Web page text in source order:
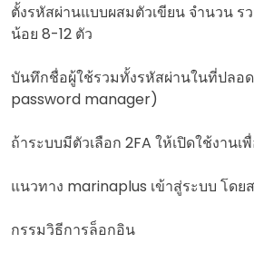
ตั้งรหัสผ่านแบบผสมตัวเขียน จำนวน
น้อย 8-12 ตัว
บันทึกชื่อผู้ใช้รวมทั้งรหัสผ่านในที่ปลอ
password manager)
ถ้าระบบมีตัวเลือก 2FA ให้เปิดใช้งาน
แนวทาง marinaplus เข้าสู่ระบบ โดย
กรรมวิธีการล็อกอิน